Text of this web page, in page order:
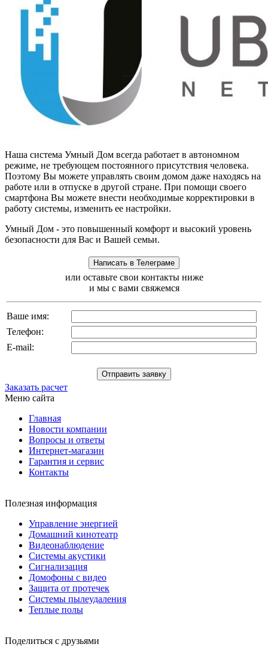
Наша система Умный Дом всегда работает в автономном
режиме, не требующем постоянного присутствия человека.
Поэтому Вы можете управлять своим домом даже находясь на
работе или в отпуске в другой стране. При помощи своего
смартфона Вы можете внести необходимые корректировки в
работу системы, изменить ее настройки.
Умный Дом - это повышенный комфорт и высокий уровень
безопасности для Вас и Вашей семьи.
или оставьте свои контакты ниже
и мы с вами свяжемся
Ваше имя:
Телефон:
E-mail:
Заказать расчет
Меню сайта
Главная
Новости компании
Вопросы и ответы
Интернет-магазин
Гарантия и сервис
Контакты
Полезная информация
Управление энергией
Домашний кинотеатр
Видеонаблюдение
Системы акустики
Сигнализация
Домофоны с видео
Защита от протечек
Системы пылеудаления
Теплые полы
Поделиться с друзьями